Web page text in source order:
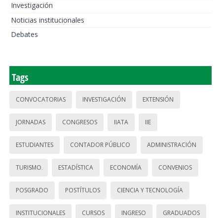
Investigación
Noticias institucionales
Debates
Tags
CONVOCATORIAS INVESTIGACIÓN EXTENSIÓN
JORNADAS CONGRESOS IIATA IIE
ESTUDIANTES CONTADOR PÚBLICO ADMINISTRACIÓN
TURISMO ESTADÍSTICA ECONOMÍA CONVENIOS
POSGRADO POSTÍTULOS CIENCIA Y TECNOLOGÍA
INSTITUCIONALES CURSOS INGRESO GRADUADOS